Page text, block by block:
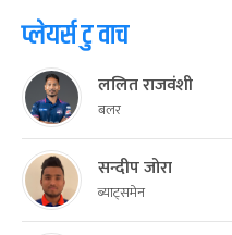
प्लेयर्स टु वाच
ललित राजवंशी
बलर
सन्दीप जोरा
ब्याट्समेन